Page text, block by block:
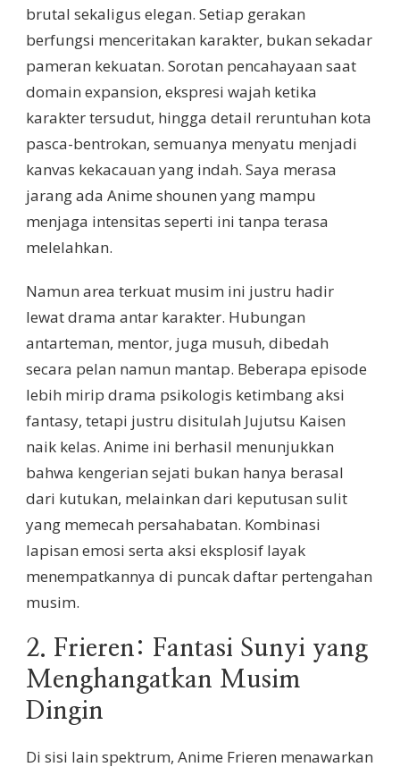
brutal sekaligus elegan. Setiap gerakan
berfungsi menceritakan karakter, bukan sekadar
pameran kekuatan. Sorotan pencahayaan saat
domain expansion, ekspresi wajah ketika
karakter tersudut, hingga detail reruntuhan kota
pasca-bentrokan, semuanya menyatu menjadi
kanvas kekacauan yang indah. Saya merasa
jarang ada Anime shounen yang mampu
menjaga intensitas seperti ini tanpa terasa
melelahkan.
Namun area terkuat musim ini justru hadir
lewat drama antar karakter. Hubungan
antarteman, mentor, juga musuh, dibedah
secara pelan namun mantap. Beberapa episode
lebih mirip drama psikologis ketimbang aksi
fantasy, tetapi justru disitulah Jujutsu Kaisen
naik kelas. Anime ini berhasil menunjukkan
bahwa kengerian sejati bukan hanya berasal
dari kutukan, melainkan dari keputusan sulit
yang memecah persahabatan. Kombinasi
lapisan emosi serta aksi eksplosif layak
menempatkannya di puncak daftar pertengahan
musim.
2. Frieren: Fantasi Sunyi yang
Menghangatkan Musim
Dingin
Di sisi lain spektrum, Anime Frieren menawarkan